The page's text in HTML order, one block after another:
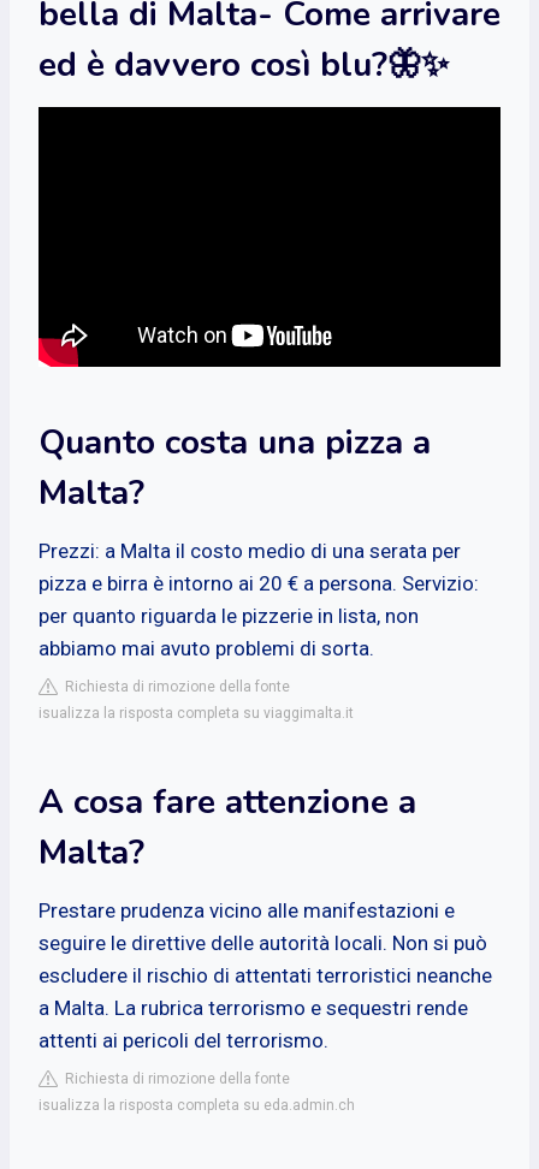
bella di Malta- Come arrivare
ed è davvero così blu?🦋✨
Quanto costa una pizza a
Malta?
Prezzi: a Malta il costo medio di una serata per
pizza e birra è intorno ai 20 € a persona. Servizio:
per quanto riguarda le pizzerie in lista, non
abbiamo mai avuto problemi di sorta.
Richiesta di rimozione della fonte
isualizza la risposta completa su viaggimalta.it
A cosa fare attenzione a
Malta?
Prestare prudenza vicino alle manifestazioni e
seguire le direttive delle autorità locali. Non si può
escludere il rischio di attentati terroristici neanche
a Malta. La rubrica terrorismo e sequestri rende
attenti ai pericoli del terrorismo.
Richiesta di rimozione della fonte
isualizza la risposta completa su eda.admin.ch